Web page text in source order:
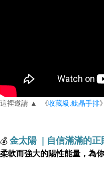
這裡邀請 ▲ 《收藏級.鈦晶手排》
💰金太陽 | 自信滿滿的正
柔軟而強大的陽性能量，為